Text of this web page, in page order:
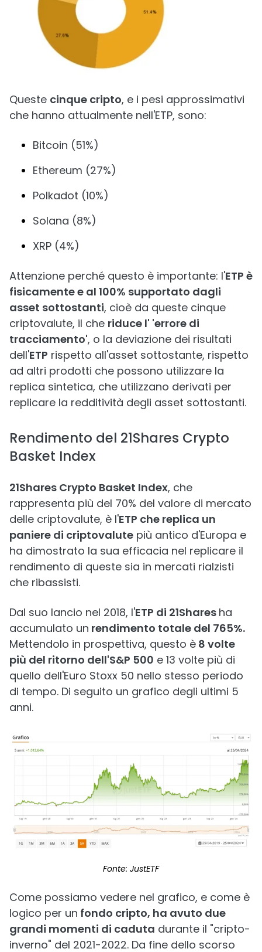
Queste cinque cripto, e i pesi approssimativi
che hanno attualmente nell'ETP, sono:
Bitcoin (51%)
Ethereum (27%)
Polkadot (10%)
Solana (8%)
XRP (4%)
Attenzione perché questo è importante: l'ETP è
fisicamente e al 100% supportato dagli
asset sottostanti, cioè da queste cinque
criptovalute, il che riduce l' 'errore di
tracciamento', o la deviazione dei risultati
dell'ETP rispetto all'asset sottostante, rispetto
ad altri prodotti che possono utilizzare la
replica sintetica, che utilizzano derivati per
replicare la redditività degli asset sottostanti.
Rendimento del 21Shares Crypto
Basket Index
21Shares Crypto Basket Index, che
rappresenta più del 70% del valore di mercato
delle criptovalute, è l'ETP che replica un
paniere di criptovalute più antico d'Europa e
ha dimostrato la sua efficacia nel replicare il
rendimento di queste sia in mercati rialzisti
che ribassisti.
Dal suo lancio nel 2018, l'ETP di 21Shares ha
accumulato un rendimento totale del 765%.
Mettendolo in prospettiva, questo è 8 volte
più del ritorno dell'S&P 500 e 13 volte più di
quello dell'Euro Stoxx 50 nello stesso periodo
di tempo. Di seguito un grafico degli ultimi 5
anni.
Fonte: JustETF
Come possiamo vedere nel grafico, e come è
logico per un fondo cripto, ha avuto due
grandi momenti di caduta durante il "cripto-
inverno" del 2021-2022. Da fine dello scorso